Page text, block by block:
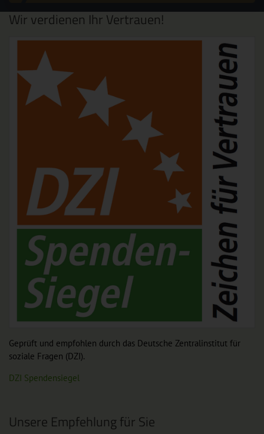
Wir verdienen Ihr Vertrauen!
Geprüft und empfohlen durch das Deutsche Zentralinstitut für
soziale Fragen (DZI).
DZI Spendensiegel
Unsere Empfehlung für Sie